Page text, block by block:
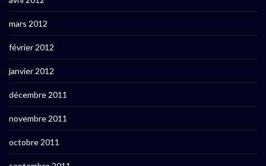
mars 2012
février 2012
janvier 2012
décembre 2011
novembre 2011
octobre 2011